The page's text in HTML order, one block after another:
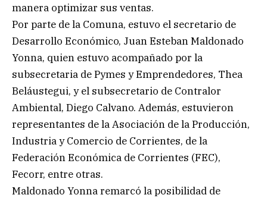
manera optimizar sus ventas.
Por parte de la Comuna, estuvo el secretario de
Desarrollo Económico, Juan Esteban Maldonado
Yonna, quien estuvo acompañado por la
subsecretaria de Pymes y Emprendedores, Thea
Beláustegui, y el subsecretario de Contralor
Ambiental, Diego Calvano. Además, estuvieron
representantes de la Asociación de la Producción,
Industria y Comercio de Corrientes, de la
Federación Económica de Corrientes (FEC),
Fecorr, entre otras.
Maldonado Yonna remarcó la posibilidad de